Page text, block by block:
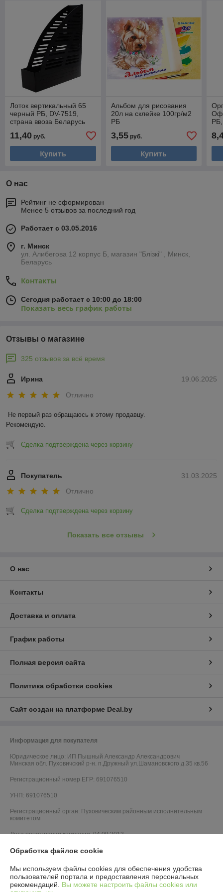
Лоток вертикальный 65
черный РБ, DV-7519,
страна ввоза Беларусь
11,40 руб.
Купить
Альбом для рисования
20л на склейке 100гр/м2
РБ
3,55руб.
Купить
О нас
Рейтинг не сформирован
Менее 5 отзывов за последний год
Работает с 03.05.2016
г. Минск
ул. Алибегова 12 корпус Б, магазин "Блiзкi" , Минск,
Беларусь
Контакты
Сегодня работает с 10:00 до 18:00
Показать весь график работы
Отзывы о магазине
325 отзывов за всё время
19.06.2025
Ирина
Отлично
Не первый раз обращаюсь к этому продавцу.
Рекомендую.
Сделка подтверждена через корзину
31.03.2025
Покупатель
Отлично
Сделка подтверждена через корзину
Показать все отзывы
О нас
Контакты
Доставка и оплата
График работы
Полная версия сайта
Политика обработки cookies
Сайт создан на платформе Deal.by
Информация для покупателя
Юридическое лицо: ИП Пышный Александр Александрович
Минская обл. Пуховичский р-н. п.Дружный ул.Шамановского д.35 кв.56
Регистрационный номер ЕГР: 691076510
УНП: 691076510
Регистрационный орган: Пуховическим районным исполнительным
комитетом
Дата регистрации компании: 04.09.2013
Обработка файлов cookie
Мы используем файлы cookies для обеспечения удобства
пользователей портала и предоставления персональных
рекомендаций. Вы можете настроить файлы cookies или